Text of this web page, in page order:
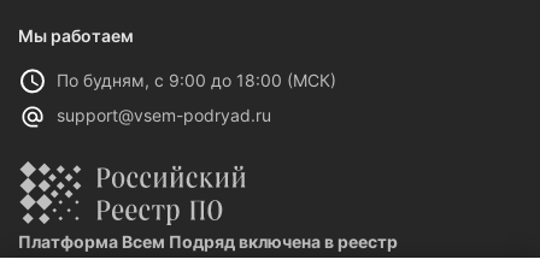
Мы работаем
По будням, с 9:00 до 18:00 (МСК)
support@vsem-podryad.ru
Платформа Всем Подряд включена в реестр